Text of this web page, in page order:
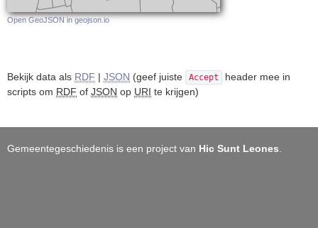
Open GeoJSON in geojson.io
Bekijk data als RDF | JSON (geef juiste Accept
header mee in
scripts om RDF of JSON op URI te krijgen)
Gemeentegeschiedenis is een project van Hic Sunt Leones